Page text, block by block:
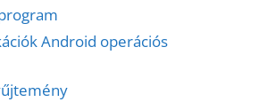
Android operációs